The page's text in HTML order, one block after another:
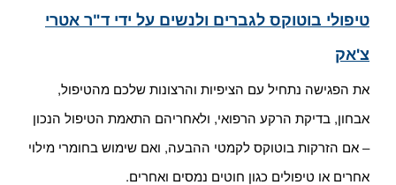
טיפולי בוטוקס לגברים ולנשים על ידי ד"ר אטרי
צ'אק
את הפגישה נתחיל עם הציפיות והרצונות שלכם מהטיפול,
אבחון, בדיקת הרקע הרפואי, ולאחריהם התאמת הטיפול הנכון
– אם הזרקות בוטוקס לקמטי ההבעה, ואם שימוש בחומרי מילוי
אחרים או טיפולים כגון חוטים נמסים ואחרים.